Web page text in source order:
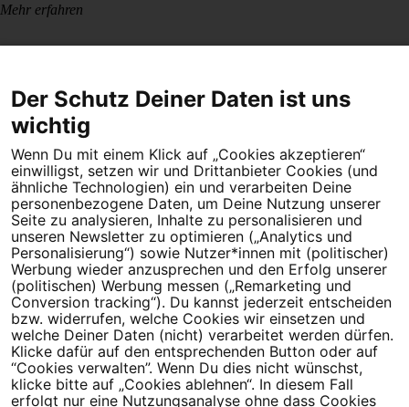
Mehr erfahren
Dein Engagement macht den Unterschied. Schließe Dich 4,5
Millionen Menschen an.
Newsletter bestellen
Campact e.V.
IBAN DE95 2‍5‍1‍2 0‍5‍1‍0 6‍9‍8‍0 0‍0‍0‍0 0‍0
SozialBank
Direkt online spenden
Der Schutz Deiner Daten ist uns
wichtig
Wenn Du mit einem Klick auf „Cookies akzeptieren“
einwilligst, setzen wir und Drittanbieter Cookies (und
ähnliche Technologien) ein und verarbeiten Deine
personenbezogene Daten, um Deine Nutzung unserer
Seite zu analysieren, Inhalte zu personalisieren und
unseren Newsletter zu optimieren („Analytics und
Personalisierung“) sowie Nutzer*innen mit (politischer)
Werbung wieder anzusprechen und den Erfolg unserer
(politischen) Werbung messen („Remarketing und
Conversion tracking“). Du kannst jederzeit entscheiden
bzw. widerrufen, welche Cookies wir einsetzen und
welche Deiner Daten (nicht) verarbeitet werden dürfen.
Klicke dafür auf den entsprechenden Button oder auf
“Cookies verwalten”. Wenn Du dies nicht wünschst,
klicke bitte auf „Cookies ablehnen“. In diesem Fall
erfolgt nur eine Nutzungsanalyse ohne dass Cookies